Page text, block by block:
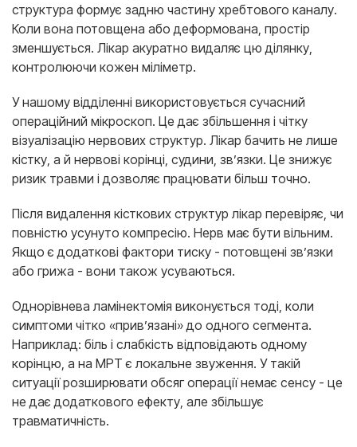
структура формує задню частину хребтового каналу.
Коли вона потовщена або деформована, простір
зменшується. Лікар акуратно видаляє цю ділянку,
контролюючи кожен міліметр.
У нашому відділенні використовується сучасний
операційний мікроскоп. Це дає збільшення і чітку
візуалізацію нервових структур. Лікар бачить не лише
кістку, а й нервові корінці, судини, зв’язки. Це знижує
ризик травми і дозволяє працювати більш точно.
Після видалення кісткових структур лікар перевіряє, чи
повністю усунуто компресію. Нерв має бути вільним.
Якщо є додаткові фактори тиску - потовщені зв’язки
або грижа - вони також усуваються.
Однорівнева ламінектомія виконується тоді, коли
симптоми чітко «прив’язані» до одного сегмента.
Наприклад: біль і слабкість відповідають одному
корінцю, а на МРТ є локальне звуження. У такій
ситуації розширювати обсяг операції немає сенсу - це
не дає додаткового ефекту, але збільшує
травматичність.